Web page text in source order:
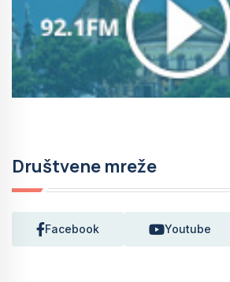
Društvene mreže
Facebook Youtube